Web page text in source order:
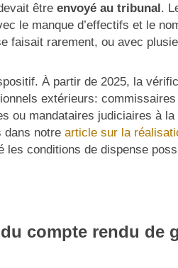
être envoyé au tribunal.
le manque d’effectifs et le
faisait rarement, ou avec
À partir de 2025, la
extérieurs:
ou mandataires judiciaires à
dans notre article sur la
les conditions de dispense
compte rendu de